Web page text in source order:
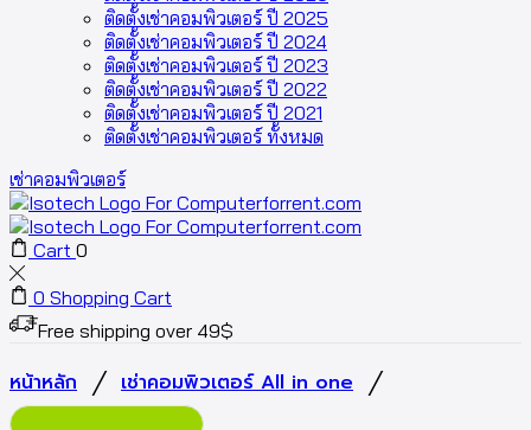
ติดตั้งเช่าคอมพิวเตอร์ ปี 2025
ติดตั้งเช่าคอมพิวเตอร์ ปี 2024
ติดตั้งเช่าคอมพิวเตอร์ ปี 2023
ติดตั้งเช่าคอมพิวเตอร์ ปี 2022
ติดตั้งเช่าคอมพิวเตอร์ ปี 2021
ติดตั้งเช่าคอมพิวเตอร์ ทั้งหมด
เช่าคอมพิวเตอร์
Cart 0
0 Shopping Cart
Free shipping over 49$
หน้าหลัก / เช่าคอมพิวเตอร์ All in one /